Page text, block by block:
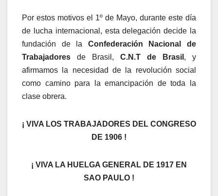
Por estos motivos el 1º de Mayo, durante este día
de lucha internacional, esta delegación decide la
fundación de la Confederación Nacional de
Trabajadores de Brasil, C.N.T de Brasil , y
afirmamos la necesidad de la revolución social
como camino para la emancipación de toda la
clase obrera.
¡ VIVA LOS TRABAJADORES DEL CONGRESO
DE 1906 !
¡ VIVA LA HUELGA GENERAL DE 1917 EN
SAO PAULO !